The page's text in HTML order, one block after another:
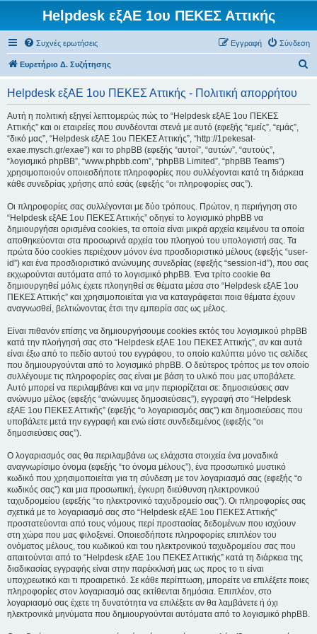
Helpdesk εξΑΕ 1ου ΠΕΚΕΣ Αττικής
Συχνές ερωτήσεις Σύνδεση
Εγγραφή
Ευρετήριο Δ. Συζήτησης
Helpdesk εξΑΕ 1ου ΠΕΚΕΣ Αττικής - Πολιτική απορρήτου
Αυτή η πολιτική εξηγεί λεπτομερώς πώς το “Helpdesk εξΑΕ 1ου ΠΕΚΕΣ
Αττικής” και οι εταιρείες που συνδέονται στενά με αυτό (εφεξής “εμείς”, “εμάς”,
“δικό μας”, “Helpdesk εξΑΕ 1ου ΠΕΚΕΣ Αττικής”, “http://1pekesat-
exae.mysch.gr/exae”) και το phpBB (εφεξής “αυτοί”, “αυτών”, “αυτούς”,
“λογισμικό phpBB”, “www.phpbb.com”, “phpBB Limited”, “phpBB Teams”)
χρησιμοποιούν οποιεσδήποτε πληροφορίες που συλλέγονται κατά τη διάρκεια
κάθε συνεδρίας χρήσης από εσάς (εφεξής “οι πληροφορίες σας”).
Οι πληροφορίες σας συλλέγονται με δύο τρόπους. Πρώτον, η περιήγηση στο
“Helpdesk εξΑΕ 1ου ΠΕΚΕΣ Αττικής” οδηγεί το λογισμικό phpBB να
δημιουργήσει ορισμένα cookies, τα οποία είναι μικρά αρχεία κειμένου τα οποία
αποθηκεύονται στα προσωρινά αρχεία του πλοηγού του υπολογιστή σας. Τα
πρώτα δύο cookies περιέχουν μόνον ένα προσδιοριστικό μέλους (εφεξής “user-
id”) και ένα προσδιοριστικό ανώνυμης συνεδρίας (εφεξής “session-id”), που σας
εκχωρούνται αυτόματα από το λογισμικό phpBB. Ένα τρίτο cookie θα
δημιουργηθεί μόλις έχετε πλοηγηθεί σε θέματα μέσα στο “Helpdesk εξΑΕ 1ου
ΠΕΚΕΣ Αττικής” και χρησιμοποιείται για να καταγράφεται ποια θέματα έχουν
αναγνωσθεί, βελτιώνοντας έτσι την εμπειρία σας ως μέλος.
Είναι πιθανόν επίσης να δημιουργήσουμε cookies εκτός του λογισμικού phpBB
κατά την πλοήγησή σας στο “Helpdesk εξΑΕ 1ου ΠΕΚΕΣ Αττικής”, αν και αυτά
είναι έξω από το πεδίο αυτού του εγγράφου, το οποίο καλύπτει μόνο τις σελίδες
που δημιουργούνται από το λογισμικό phpBB. Ο δεύτερος τρόπος με τον οποίο
συλλέγουμε τις πληροφορίες σας είναι με βάση το υλικό που μας υποβάλετε.
Αυτό μπορεί να περιλαμβάνει και να μην περιορίζεται σε: δημοσιεύσεις σαν
ανώνυμο μέλος (εφεξής “ανώνυμες δημοσιεύσεις”), εγγραφή στο “Helpdesk
εξΑΕ 1ου ΠΕΚΕΣ Αττικής” (εφεξής “ο λογαριασμός σας”) και δημοσιεύσεις που
υποβάλετε μετά την εγγραφή και ενώ είστε συνδεδεμένος (εφεξής “οι
δημοσιεύσεις σας”).
Ο λογαριασμός σας θα περιλαμβάνει ως ελάχιστα στοιχεία ένα μοναδικά
αναγνωρίσιμο όνομα (εφεξής “το όνομα μέλους”), ένα προσωπικό μυστικό
κωδικό που χρησιμοποιείται για τη σύνδεση με τον λογαριασμό σας (εφεξής “ο
κωδικός σας”) και μια προσωπική, έγκυρη διεύθυνση ηλεκτρονικού
ταχυδρομείου (εφεξής “το ηλεκτρονικό ταχυδρομείο σας”). Οι πληροφορίες σας
σχετικά με το λογαριασμό σας στο “Helpdesk εξΑΕ 1ου ΠΕΚΕΣ Αττικής”
προστατεύονται από τους νόμους περί προστασίας δεδομένων που ισχύουν
στη χώρα που μας φιλοξενεί. Οποιεσδήποτε πληροφορίες επιπλέον του
ονόματος μέλους, του κωδικού και του ηλεκτρονικού ταχυδρομείου σας που
απαιτούνται από το “Helpdesk εξΑΕ 1ου ΠΕΚΕΣ Αττικής” κατά τη διάρκεια της
διαδικασίας εγγραφής είναι στην παρέκκλισή μας ως προς το τι είναι
υποχρεωτικό και τι προαιρετικό. Σε κάθε περίπτωση, μπορείτε να επιλέξετε ποιες
πληροφορίες στον λογαριασμό σας εκτίθενται δημόσια. Επιπλέον, στο
λογαριασμό σας έχετε τη δυνατότητα να επιλέξετε αν θα λαμβάνετε ή όχι
ηλεκτρονικά μηνύματα που δημιουργούνται αυτόματα από το λογισμικό phpBB.